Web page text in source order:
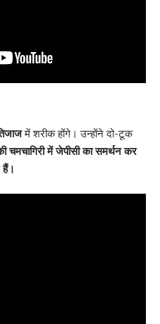
में शरीक होंगे। उन्होंने दो-टूक
चमचागिरी में जेपीसी का समर्थन कर
हैं।